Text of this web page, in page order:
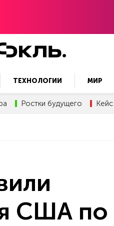
ТЕХНОЛОГИИ МИР
Ростки будущего Кейс
США по